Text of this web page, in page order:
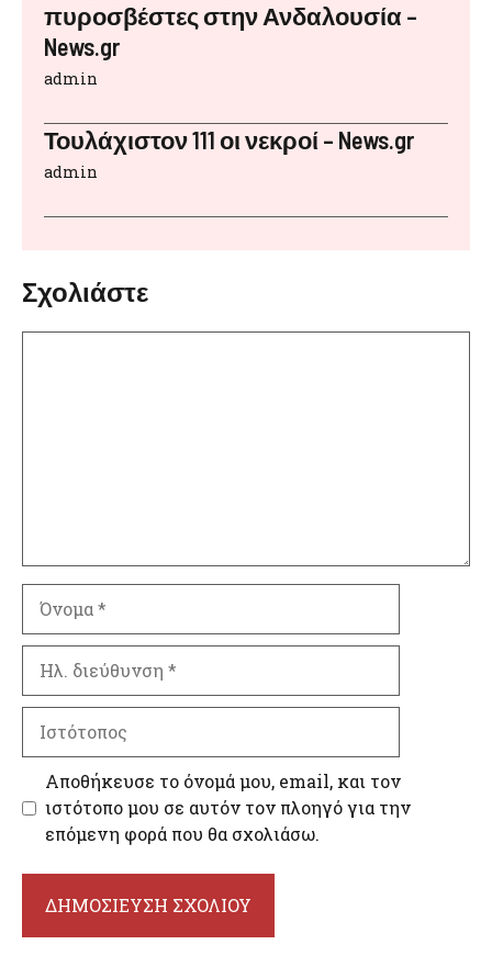
πυροσβέστες στην Ανδαλουσία –
News.gr
admin
Τουλάχιστον 111 οι νεκροί – News.gr
admin
Σχολιάστε
διεύθυνση
Αποθήκευσε το όνομά μου, email, και τον
ιστότοπο μου σε αυτόν τον πλοηγό για την
επόμενη φορά που θα σχολιάσω.